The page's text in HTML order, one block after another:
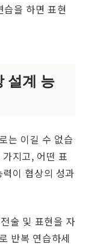
을 하면 표현
설계 능
는 이길 수 없습
지고, 어떤 표
이 협상의 성과
술 및 표현을 자
반복 연습하세